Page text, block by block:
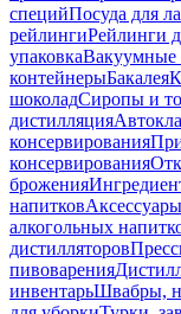
специйПосуда для
рейлингиРейлинги
упаковкаВакуумные
контейнерыБакалея
шоколадСиропы и
дистилляция
консервирования
консервирования
брожения
напитков
алкогольных
дистилляторов
пивоварения
инвентарьШвабры,